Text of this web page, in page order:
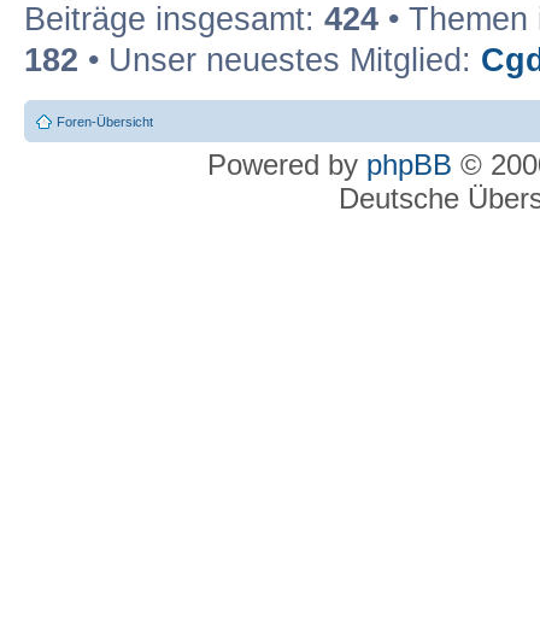
Beiträge insgesamt: 424 •
182 • Unser neuestes Mitglied:
Foren-Übersicht
Powered by phpBB ©
Deutsche